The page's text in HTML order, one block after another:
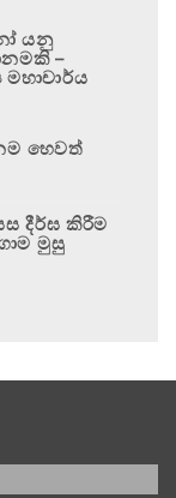
යනු
–
හෙවත්
දීර්ඝ කිරීම
මුසු